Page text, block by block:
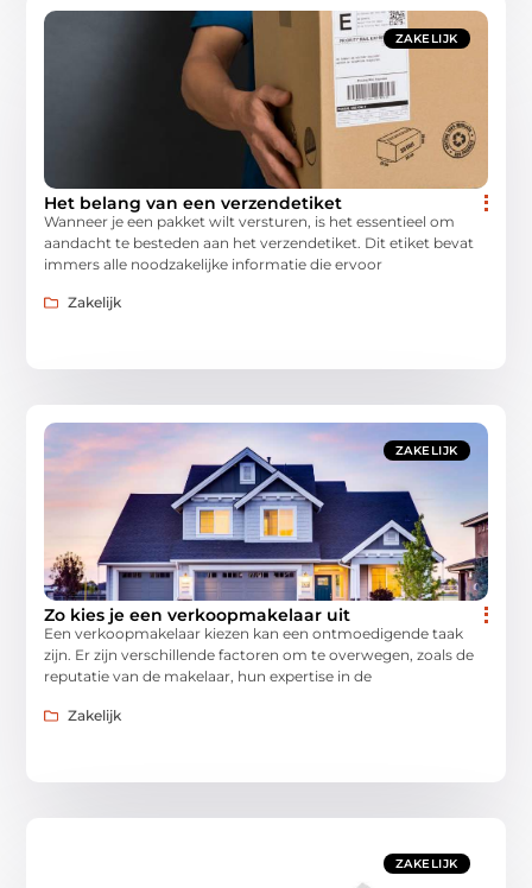
ZAKELIJK
Het belang van een verzendetiket
Wanneer je een pakket wilt versturen, is het essentieel om
aandacht te besteden aan het verzendetiket. Dit etiket bevat
immers alle noodzakelijke informatie die ervoor
Zakelijk
ZAKELIJK
Zo kies je een verkoopmakelaar uit
Een verkoopmakelaar kiezen kan een ontmoedigende taak
zijn. Er zijn verschillende factoren om te overwegen, zoals de
reputatie van de makelaar, hun expertise in de
Zakelijk
ZAKELIJK